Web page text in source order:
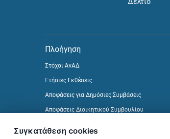
Πλοήγηση
Στόχοι ΑνΑΔ
Ετήσιες Εκθέσεις
Αποφάσεις για Δημόσιες Συμβάσεις
Αποφάσεις Διοικητικού Συμβουλίου
Συγκατάθεση cookies